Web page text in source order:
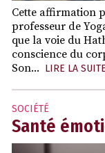
Cette affirmation
professeur de
que la voie du
conscience du
Son... LIRE LA
SOCIÉTÉ
Santé